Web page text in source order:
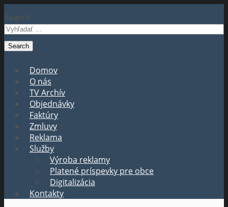
Search
Domov
O nás
TV Archív
Objednávky
Faktúry
Zmluvy
Reklama
Služby
Výroba reklamy
Platené príspevky pre obce
Digitalizácia
Kontakty